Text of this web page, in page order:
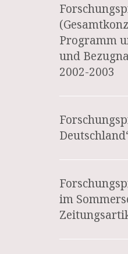
Programm
und
2002-2003
im